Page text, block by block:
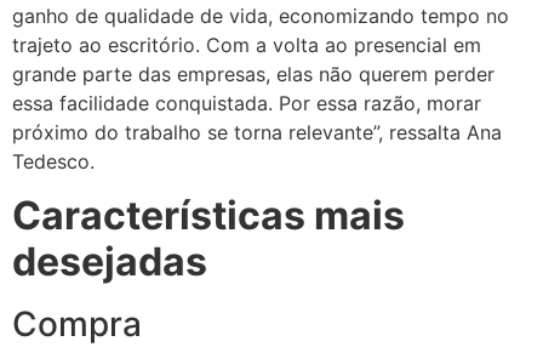
ganho de qualidade de vida, economizando tempo no
trajeto ao escritório. Com a volta ao presencial em
grande parte das empresas, elas não querem perder
essa facilidade conquistada. Por essa razão, morar
próximo do trabalho se torna relevante”, ressalta Ana
Tedesco.
Características mais
desejadas
Compra